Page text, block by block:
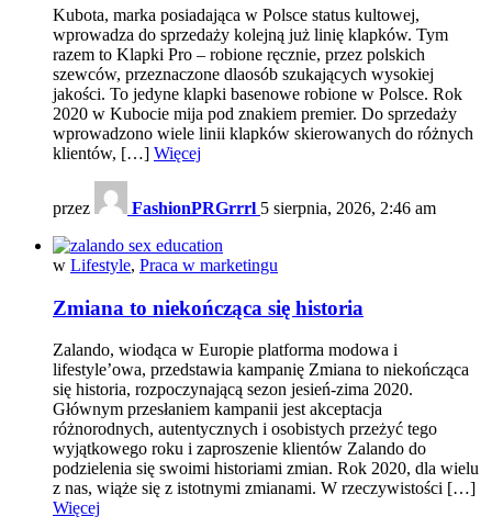
Kubota, marka posiadająca w Polsce status kultowej,
wprowadza do sprzedaży kolejną już linię klapków. Tym
razem to Klapki Pro – robione ręcznie, przez polskich
szewców, przeznaczone dlaosób szukających wysokiej
jakości. To jedyne klapki basenowe robione w Polsce. Rok
2020 w Kubocie mija pod znakiem premier. Do sprzedaży
wprowadzono wiele linii klapków skierowanych do różnych
klientów, […] Więcej
przez FashionPRGrrrl 5 sierpnia, 2026, 2:46 am
w Lifestyle, Praca w marketingu
Zmiana to niekończąca się historia
Zalando, wiodąca w Europie platforma modowa i
lifestyle’owa, przedstawia kampanię Zmiana to niekończąca
się historia, rozpoczynającą sezon jesień-zima 2020.
Głównym przesłaniem kampanii jest akceptacja
różnorodnych, autentycznych i osobistych przeżyć tego
wyjątkowego roku i zaproszenie klientów Zalando do
podzielenia się swoimi historiami zmian. Rok 2020, dla wielu
z nas, wiąże się z istotnymi zmianami. W rzeczywistości […]
Więcej